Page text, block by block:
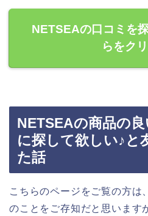
NETSEAの口コミを
らをク
NETSEAの商品の
に探して欲しい♪と
た話
こちらのページをご覧の方は
のことをご存知だと思います